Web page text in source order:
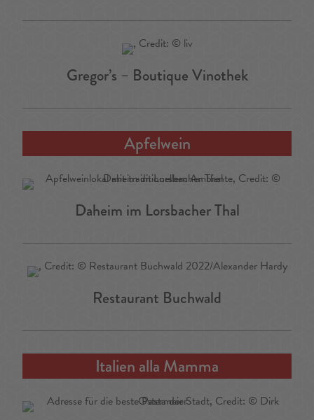
Gregor’s – Boutique Vinothek
Apfelwein
Daheim im Lorsbacher Thal
Restaurant Buchwald
Italien alla Mamma